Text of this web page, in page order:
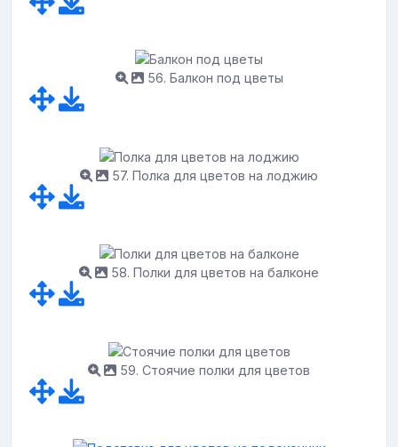
56. Балкон под цветы
57. Полка для цветов на лоджию
58. Полки для цветов на балконе
59. Стоячие полки для цветов